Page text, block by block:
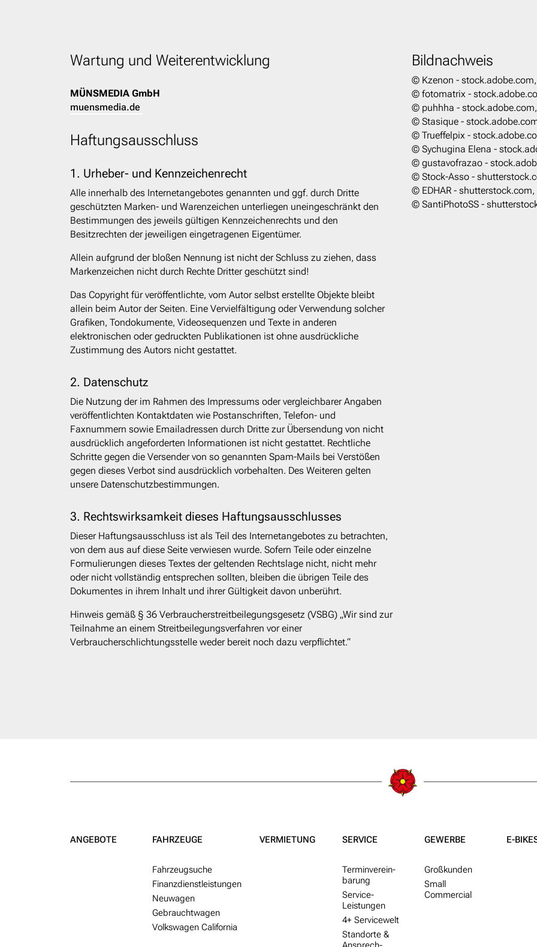
Wartung und Weiterentwicklung
MÜNSMEDIA GmbH
muensmedia.de
Haftungsausschluss
1. Urheber- und Kennzeichenrecht
Alle innerhalb des Internetangebotes genannten und ggf. durch Dritte
geschützten Marken- und Warenzeichen unterliegen uneingeschränkt den
Bestimmungen des jeweils gültigen Kennzeichenrechts und den
Besitzrechten der jeweiligen eingetragenen Eigentümer.
Allein aufgrund der bloßen Nennung ist nicht der Schluss zu ziehen, dass
Markenzeichen nicht durch Rechte Dritter geschützt sind!
Das Copyright für veröffentlichte, vom Autor selbst erstellte Objekte bleibt
allein beim Autor der Seiten. Eine Vervielfältigung oder Verwendung solcher
Grafiken, Tondokumente, Videosequenzen und Texte in anderen
elektronischen oder gedruckten Publikationen ist ohne ausdrückliche
Zustimmung des Autors nicht gestattet.
2. Datenschutz
Die Nutzung der im Rahmen des Impressums oder vergleichbarer Angaben
veröffentlichten Kontaktdaten wie Postanschriften, Telefon- und
Faxnummern sowie Emailadressen durch Dritte zur Übersendung von nicht
ausdrücklich angeforderten Informationen ist nicht gestattet. Rechtliche
Schritte gegen die Versender von so genannten Spam-Mails bei Verstößen
gegen dieses Verbot sind ausdrücklich vorbehalten. Des Weiteren gelten
unsere Datenschutzbestimmungen.
3. Rechtswirksamkeit dieses Haftungsausschlusses
Dieser Haftungsausschluss ist als Teil des Internetangebotes zu betrachten,
von dem aus auf diese Seite verwiesen wurde. Sofern Teile oder einzelne
Formulierungen dieses Textes der geltenden Rechtslage nicht, nicht mehr
oder nicht vollständig entsprechen sollten, bleiben die übrigen Teile des
Dokumentes in ihrem Inhalt und ihrer Gültigkeit davon unberührt.
Hinweis gemäß § 36 Verbraucherstreitbeilegungsgesetz (VSBG) „Wir sind zur
Teilnahme an einem Streitbeilegungsverfahren vor einer
Verbraucherschlichtungsstelle weder bereit noch dazu verpflichtet.“
Bildnachweis
© Kzenon - stock.adobe.com,
© fotomatrix -
© puhhha - stock.adobe.com,
© Stasique -
© Trueffelpix -
© Sychugina Elena -
© gustavofrazao -
© Stock-Asso -
© EDHAR - shutterstock.com,
© SantiPhotoSS -
ANGEBOTE FAHRZEUGE
Fahr­zeug­suche
Finanzdienstleistungen
Neu­wagen
Gebraucht­wagen
Volkswagen California
VERMIETUNG SERVICE
Termin­ver­ein­
barung
Service-
Leistungen
4+ Service­welt
Standorte &
GEWERBE
Groß­kunden
Small
Commercial
E-